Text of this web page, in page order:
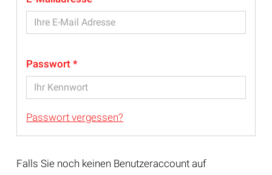
Passwort
Passwort vergessen?
Falls Sie noch keinen Benutzeraccount auf